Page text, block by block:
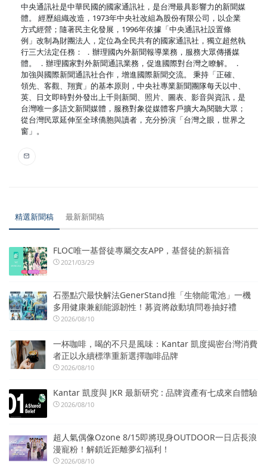
中央通訊社是中華民國的國家通訊社，是台灣最具影響力的新聞媒
體。 經歷組織改造，1973年中央社改組為股份有限公司，以企業
方式經營；隨著民主化發展，1996年依據「中央通訊社設置條
例」改制為財團法人，定位為全民共有的國家通訊社，獨立超然執
行三大法定任務： ．辦理國內外新聞報導業務，服務大眾傳播媒
體。 ．辦理國家對外新聞通訊業務，促進國際對台灣之瞭解。 ．
加強與國際新聞通訊社合作，增進國際新聞交流。 秉持「正確、
領先、客觀、翔實」的基本原則，中央社專業新聞團隊每天以中、
英、日文即時對外發出上千則新聞、照片、圖表、影音與資訊，是
台灣唯一多語文新聞媒體，服務對象從媒體客戶擴大為閱聽大眾；
從台灣民眾延伸至全球僑胞與讀者，充分扮演「台灣之眼，世界之
窗」。
精選新聞稿 最新新聞稿
FLOC唯一基督徒專屬交友APP，基督徒的新福音
2021/03/29
石墨點穴最快解法GenerStand推「生物能電池」一機
多用健康兼顧能源韌性！募資將啟動填問卷抽好禮
2026/08/10
一杯咖啡，喝的不只是風味：Kantar 凱度揭密台灣消費
者正以永續標準重新選擇咖啡品牌
2026/08/10
Kantar 凱度與 JKR 最新研究 : 品牌資產有七成來自體驗
2026/08/10
超人氣偶像Ozone 8/15即將現身OUTDOOR一日店長浪
漫寵粉！解鎖近距離夢幻福利！
2026/08/10